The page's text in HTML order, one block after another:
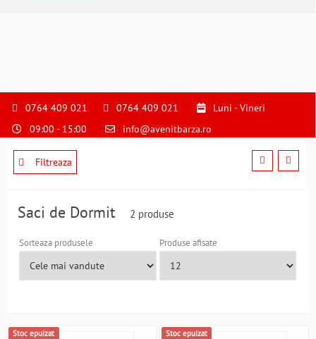
S
pentru
0764409021
comanda
0764 409 021 0764 409 021
Luni - Vineri
09:00 - 15:00
info@avenitbarza.ro
Filtreaza
Saci de Dormit 2 produse
Sorteaza produsele Produse afisate
Stoc epuizat Stoc epuizat